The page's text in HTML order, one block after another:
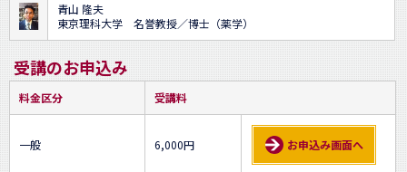
青山 隆夫
東京理科大学 名誉教授／博士（薬学）
受講のお申込み
料金区分 受講料
一般 6,000円 お申込み画面へ